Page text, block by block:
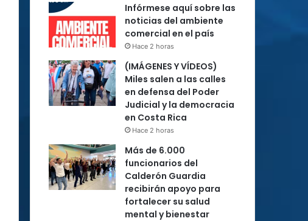
Infórmese aquí sobre las
noticias del ambiente
comercial en el país
Hace 2 horas
(IMÁGENES Y VÍDEOS)
Miles salen a las calles
en defensa del Poder
Judicial y la democracia
en Costa Rica
Hace 2 horas
Más de 6.000
funcionarios del
Calderón Guardia
recibirán apoyo para
fortalecer su salud
mental y bienestar